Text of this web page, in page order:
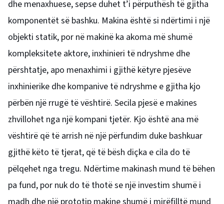
dhe menaxhuese, sepse duhet t’i përputhësh të gjitha
komponentët së bashku. Makina është si ndërtimi i një
objekti statik, por në makinë ka akoma më shumë
kompleksitete aktore, inxhinieri të ndryshme dhe
përshtatje, apo menaxhimi i gjithë këtyre pjesëve
inxhinierike dhe kompanive të ndryshme e gjitha kjo
përbën një rrugë të vështirë. Secila pjesë e makines
zhvillohet nga një kompani tjetër. Kjo është ana më
vështirë që të arrish në një përfundim duke bashkuar
gjithë këto të tjerat, që të bësh diçka e cila do të
pëlqehet nga tregu. Ndërtime makinash mund të bëhen
pa fund, por nuk do të thotë se një investim shumë i